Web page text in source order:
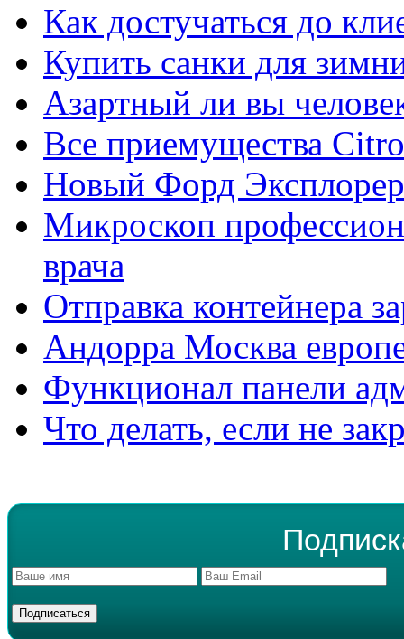
Как достучаться до
Купить санки для
Азартный ли вы
Все приемущества
Новый Форд
Микроскоп
врача
Отправка контейнера
Андорра Москва
Функционал панели
Что делать, если не